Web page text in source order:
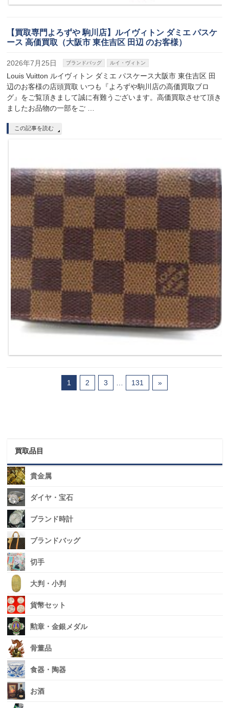
【買取専門よろずや 駒川店】ルイヴィトン ダミエ パスケ
ース 高価買取（大阪市 東住吉区 田辺 のお客様）
2026年7月25日 ブランドバッグ ルイ・ヴィトン
Louis Vuitton ルイヴィトン ダミエ パスケース大阪市 東住吉区 田
辺のお客様の店頭買取 いつも『よろずや駒川店の高価買取ブロ
グ』をご覧頂きまして誠に有難うございます。高価買取させて頂き
ましたお品物の一部をご …
この記事を読む
1 2 3 131 »
買取品目
貴金属
ダイヤ・宝石
ブランド時計
ブランドバッグ
切手
大判・小判
貨幣セット
勲章・金銀メダル
骨董品
食器・陶器
お酒